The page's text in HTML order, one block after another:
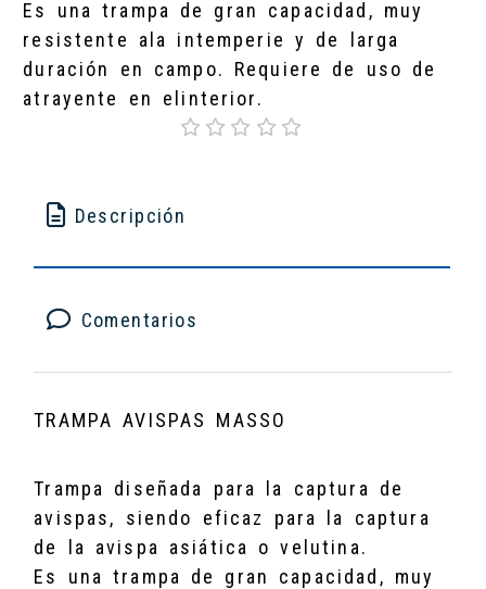
Es una trampa de gran capacidad, muy
resistente ala intemperie y de larga
duración en campo. Requiere de uso de
atrayente en elinterior.
Descripción
Comentarios
TRAMPA AVISPAS MASSO
Trampa diseñada para la captura de
avispas, siendo eficaz para la captura
de la avispa asiática o velutina.
Es una trampa de gran capacidad, muy